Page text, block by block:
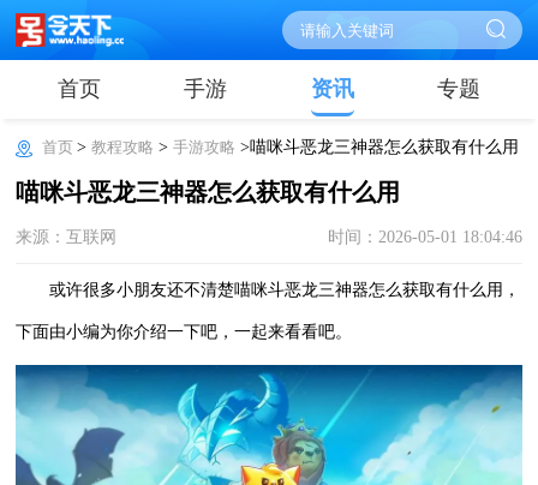
首页 手游 资讯 专题
首页>教程攻略 >手游攻略 >喵咪斗恶龙三神器怎么获取有什么用
喵咪斗恶龙三神器怎么获取有什么用
来源：互联网 时间：2026-05-01 18:04:46
或许很多小朋友还不清楚喵咪斗恶龙三神器怎么获取有什么用，
下面由小编为你介绍一下吧，一起来看看吧。